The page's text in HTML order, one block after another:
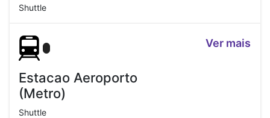
Shuttle
Estacao Aeroporto
(Metro)
Shuttle
Ver mais